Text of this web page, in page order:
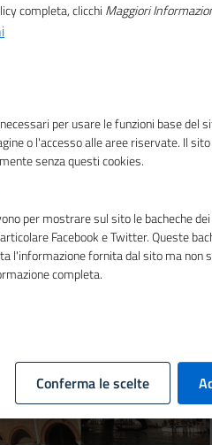
Camere di
completa, clicchi Maggiori
per usare le funzioni base del
o l'accesso alle aree riservate. Il
senza questi cookies.
per mostrare sul sito le bacheche
Facebook e Twitter. Queste
l'informazione fornita dal sito ma non
completa.
Conferma le scelte